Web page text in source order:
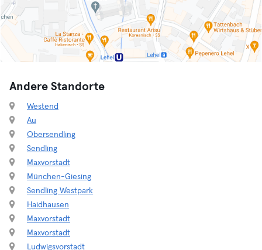
Andere Standorte
Westend
Au
Obersendling
Sendling
Maxvorstadt
München-Giesing
Sendling Westpark
Haidhausen
Maxvorstadt
Maxvorstadt
Ludwigsvorstadt